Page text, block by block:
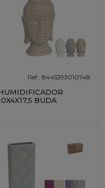
Ref.: 8445393010748
BUDA